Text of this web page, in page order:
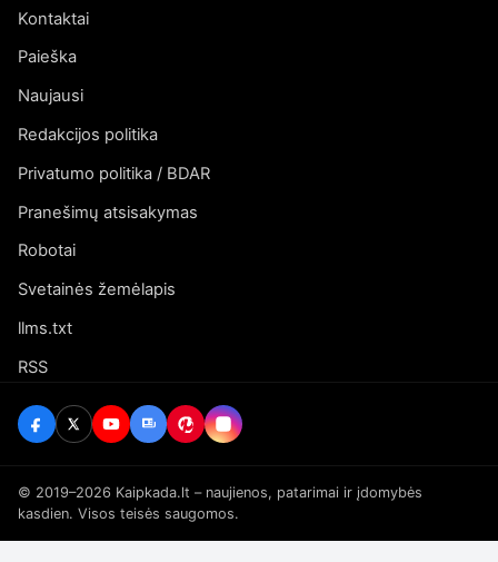
Kontaktai
Paieška
Naujausi
Redakcijos politika
Privatumo politika / BDAR
Pranešimų atsisakymas
Robotai
Svetainės žemėlapis
llms.txt
RSS
© 2019–2026 Kaipkada.lt – naujienos, patarimai ir įdomybės
kasdien. Visos teisės saugomos.